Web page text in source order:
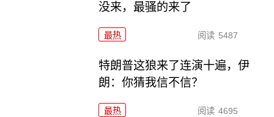
没来，最骚的来了
最热 阅读 5487
特朗普这狼来了连演十遍，伊
朗：你猜我信不信？
最热 阅读 4695